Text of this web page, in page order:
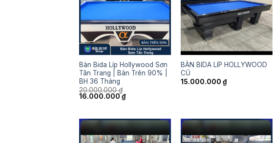
Bàn Bida Líp Hollywood Sơn
Tân Trang | Bàn Trên 90% |
BH 36 Tháng
20.000.000₫
Giá
16.000.000₫Giá
hiện
16.000.000 ₫.
BÀN BIDA LÍP HOLLYWOOD
CŨ
15.000.000 ₫